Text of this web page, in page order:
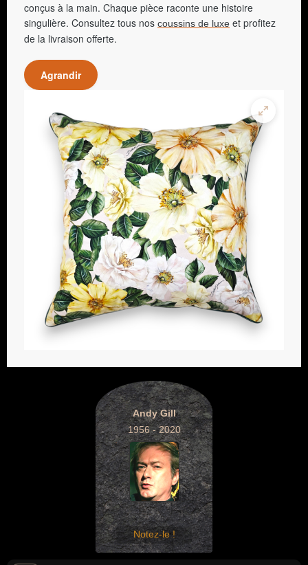
conçus à la main. Chaque pièce raconte une histoire
singulière. Consultez tous nos coussins de luxe et profitez
de la livraison offerte.
Agrandir
Andy Gill
1956 - 2020
Notez-le !